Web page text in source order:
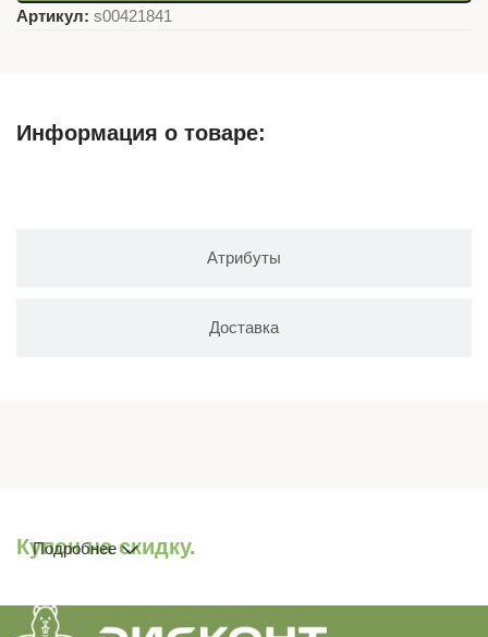
Артикул: s00421841
Информация о товаре:
Атрибуты
Доставка
Купон на скидку.
Подробнее